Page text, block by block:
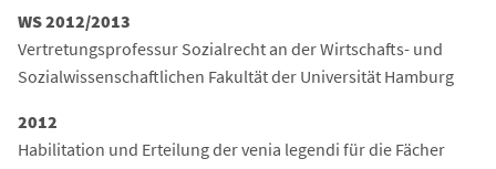
WS 2012/2013
Vertretungsprofessur Sozialrecht an der Wirtschafts- und
Sozialwissenschaftlichen Fakultät der Universität Hamburg
2012
Habilitation und Erteilung der venia legendi für die Fächer